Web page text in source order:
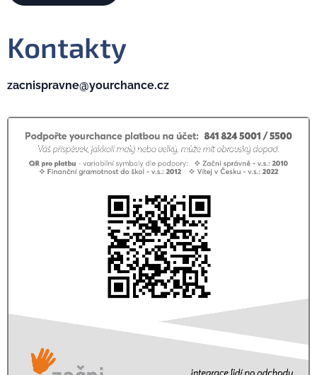
Kontakty
zacnispravne@yourchance.cz